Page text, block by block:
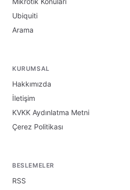
Ubiquiti
Arama
KURUMSAL
Hakkımızda
İletişim
KVKK Aydınlatma Metni
Çerez Politikası
BESLEMELER
RSS